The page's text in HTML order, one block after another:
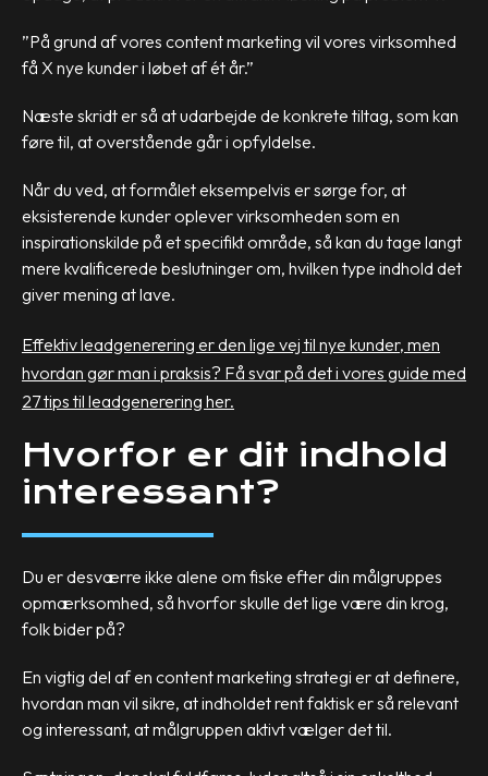
”På grund af vores content marketing vil vores virksomhed
få X nye kunder i løbet af ét år.”
Næste skridt er så at udarbejde de konkrete tiltag, som kan
føre til, at overstående går i opfyldelse.
Når du ved, at formålet eksempelvis er sørge for, at
eksisterende kunder oplever virksomheden som en
inspirationskilde på et specifikt område, så kan du tage langt
mere kvalificerede beslutninger om, hvilken type indhold det
giver mening at lave.
Effektiv leadgenerering er den lige vej til nye kunder, men
hvordan gør man i praksis? Få svar på det i vores guide med
27 tips til leadgenerering her.
Hvorfor er dit indhold
interessant?
Du er desværre ikke alene om fiske efter din målgruppes
opmærksomhed, så hvorfor skulle det lige være din krog,
folk bider på?
En vigtig del af en content marketing strategi er at definere,
hvordan man vil sikre, at indholdet rent faktisk er så relevant
og interessant, at målgruppen aktivt vælger det til.